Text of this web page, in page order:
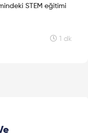
STEM eğitimi
1 dk